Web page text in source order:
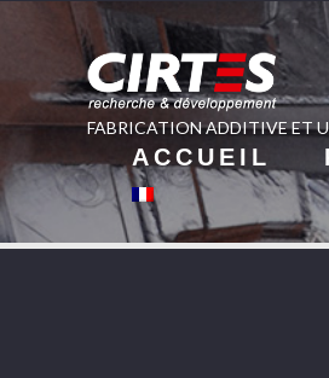
FABRICATION ADDITIVE ET
ACCUEIL